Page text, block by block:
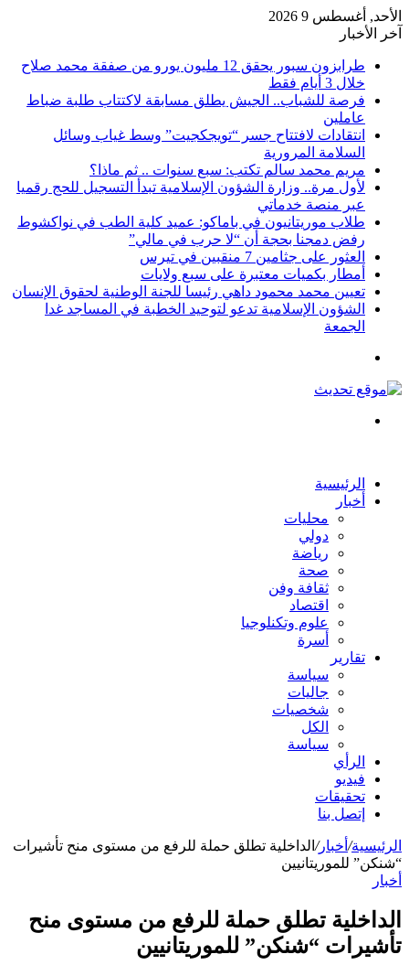
الأحد, أغسطس 9 2026
آخر الأخبار
طرابزون سبور يحقق 12 مليون يورو من صفقة محمد صلاح
خلال 3 أيام فقط
فرصة للشباب.. الجيش يطلق مسابقة لاكتتاب طلبة ضباط
عاملين
انتقادات لافتتاح جسر “تويجكجيت” وسط غياب وسائل
السلامة المرورية
مريم محمد سالم تكتب: سبع سنوات .. ثم ماذا؟
لأول مرة.. وزارة الشؤون الإسلامية تبدأ التسجيل للحج رقميا
عبر منصة خدماتي
طلاب موريتانيون في باماكو: عميد كلية الطب في نواكشوط
رفض دمجنا بحجة أن “لا حرب في مالي”
العثور على جثامين 7 منقبين في تيرس
أمطار بكميات معتبرة على سبع ولايات
تعيين محمد محمود داهي رئيسا للجنة الوطنية لحقوق الإنسان
الشؤون الإسلامية تدعو لتوحيد الخطبة في المساجد غدا
الجمعة
الرئيسية
أخبار
محليات
دولي
رياضة
صحة
ثقافة وفن
اقتصاد
علوم وتكنلوجيا
أسرة
تقارير
سياسة
جاليات
شخصيات
الكل
سياسة
الرأي
فيديو
تحقيقات
إتصل بنا
الرئيسية/ أخبار/ الداخلية تطلق حملة للرفع من مستوى منح تأشيرات
“شنكن” للموريتانيين
أخبار
الداخلية تطلق حملة للرفع من مستوى منح
تأشيرات “شنكن” للموريتانيين